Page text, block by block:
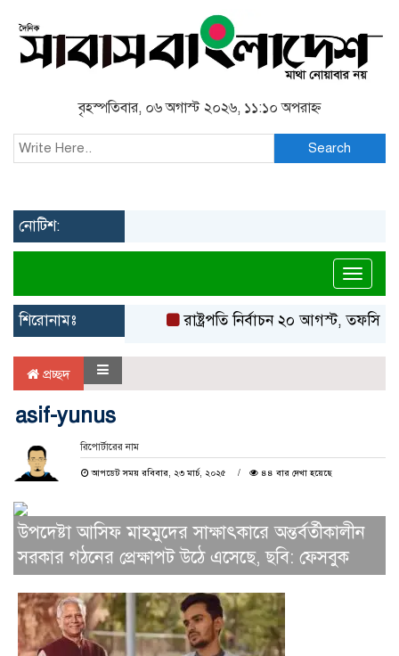
বৃহস্পতিবার, ০৬ অগাস্ট ২০২৬, ১১:১০ অপরাহ্ন
Search
নোটিশ:
শিরোনামঃ রাষ্ট্রপতি নির্বাচন ২০ আগস্ট, তফসিল
প্রচ্ছদ
asif-yunus
রিপোর্টারের নাম
আপডেট সময় রবিবার, ২৩ মার্চ, ২০২৫ ৪৪ বার দেখা হয়েছে
উপদেষ্টা আসিফ মাহমুদের সাক্ষাৎকারে অন্তর্বর্তীকালীন
সরকার গঠনের প্রেক্ষাপট উঠে এসেছে, ছবি: ফেসবুক